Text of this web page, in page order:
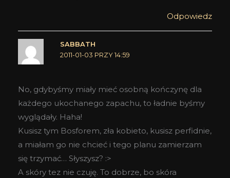
Odpowiedz
SABBATH
2011-01-03 PRZY 14:59
No, gdybyśmy miały mieć osobną kończynę dla
każdego ukochanego zapachu, to ładnie byśmy
wyglądały. Haha!
Kusisz tym Bosforem, zła kobieto, kusisz perfidnie,
a miałam go nie chcieć i tego planu zamierzam
się trzymać… Słyszysz? :>
A skóry tez nie czuję. To dobrze, bo skóra